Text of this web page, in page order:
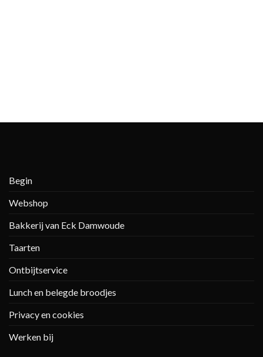
Begin
Webshop
Bakkerij van Eck Damwoude
Taarten
Ontbijtservice
Lunch en belegde broodjes
Privacy en cookies
Werken bij